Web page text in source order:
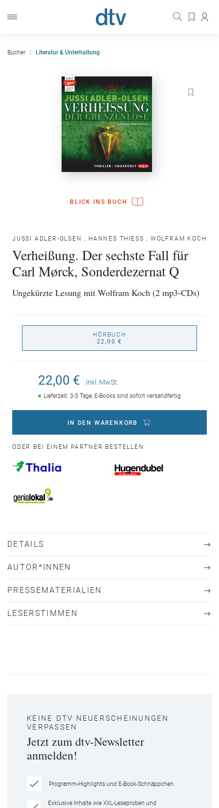
Bücher Literatur & Unterhaltung
BLICK INS BUCH
JUSSI ADLER-OLSEN , HANNES THIESS , WOLFRAM KOCH
Verheißung. Der sechste Fall für
Carl Mørck, Sonderdezernat Q
Ungekürzte Lesung mit Wolfram Koch (2 mp3-CDs)
HÖRBUCH
22,00 €
22,00 € inkl. MwSt.
Lieferzeit: 3-5 Tage, E-Books sind sofort versandfertig
IN DEN WARENKORB
ODER BEI EINEM PARTNER BESTELLEN
DETAILS
AUTOR*INNEN
PRESSEMATERIALIEN
LESERSTIMMEN
KEINE DTV NEUERSCHEINUNGEN
VERPASSEN
Jetzt zum dtv-Newsletter
anmelden!
Programm-Highlights und E-Book-Schnäppchen
Exklusive Inhalte wie XXL-Leseproben und